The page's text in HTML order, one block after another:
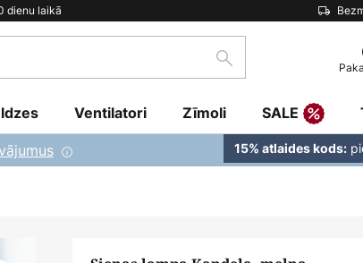
dienu laikā
Meklēšana
Ventilatori Zīmoli SALE
15% atlaides kods: